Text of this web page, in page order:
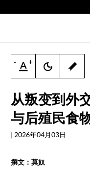
- +
从叛变到外
与后殖民食
| 2026年04月03日
撰文：莫奴